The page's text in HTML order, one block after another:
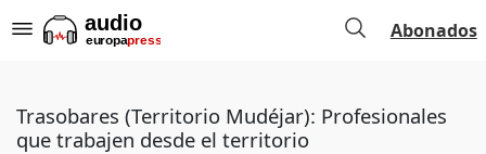
Abonados
Trasobares (Territorio Mudéjar): Profesionales
que trabajen desde el territorio